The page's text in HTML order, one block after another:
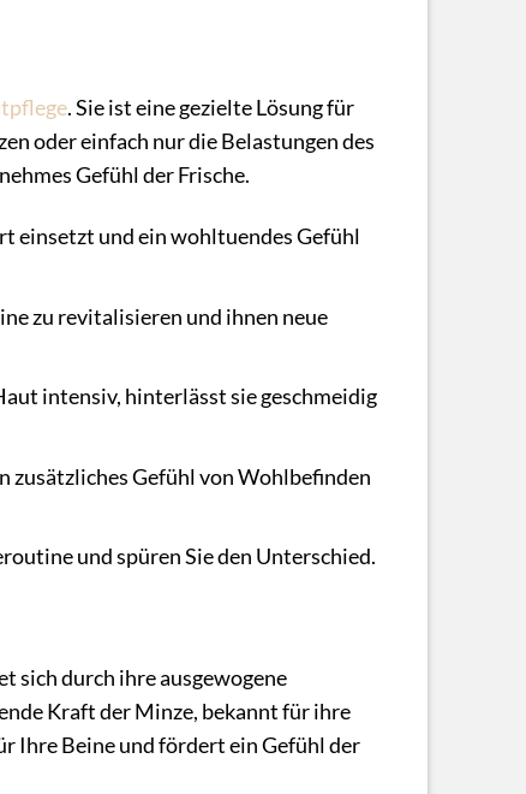
. Sie ist eine gezielte Lösung für
oder einfach nur die Belastungen des
Gefühl der Frische.
einsetzt und ein wohltuendes Gefühl
zu revitalisieren und ihnen neue
intensiv, hinterlässt sie geschmeidig
zusätzliches Gefühl von Wohlbefinden
und spüren Sie den Unterschied.
sich durch ihre ausgewogene
Kraft der Minze, bekannt für ihre
Ihre Beine und fördert ein Gefühl der